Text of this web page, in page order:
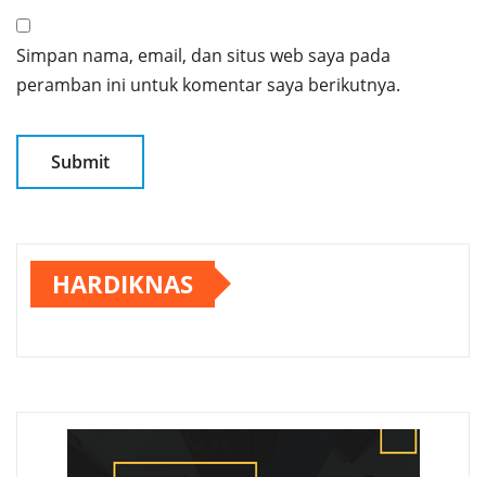
Simpan nama, email, dan situs web saya pada
peramban ini untuk komentar saya berikutnya.
HARDIKNAS